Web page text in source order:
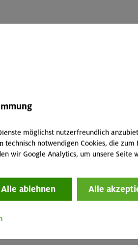
Alpenvorland. Wir machten 1100
möglichst nutzerfreundlich
technisch notwendigen Cookies, die zum
wir Google Analytics, um unsere Seite
Alle ablehnen Alle